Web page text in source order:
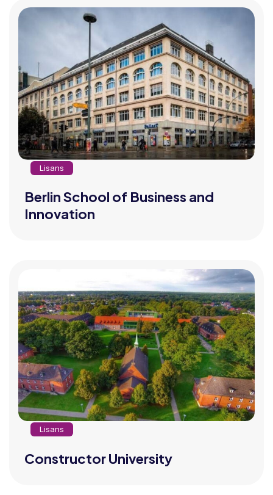
Lisans
Berlin School of Business and
Innovation
Lisans
Constructor University